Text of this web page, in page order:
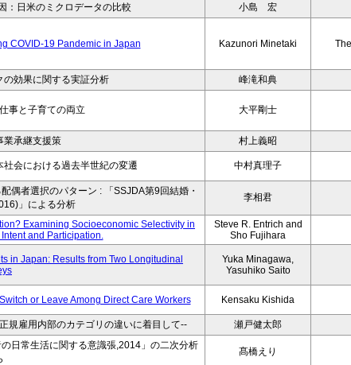
：日米のミクロデータの比較
小島 宏
COVID-19 Pandemic in Japan Kazunori Minetaki
の効果に関する実証分析
峰滝和典
事と子育ての両立 大平剛士
業承継支援策
村上義昭
会における過去半世紀の変遷 中村真理子
偶者選択のパターン : 「SSJDA第9回結婚・
」による分析
李相君
Examining Socioeconomic Selectivity in
and Participation.
Steve R. Entrich and
Sho Fujihara
in Japan: Results from Two Longitudinal
Yuka Minagawa,
Yasuhiko Saito
or Leave Among Direct Care Workers Kensaku Kishida
規雇用内部のカテゴリの違いに着目して--
瀬戸健太郎
日常生活に関する意識張,2014」の二次分析
髙橋えり